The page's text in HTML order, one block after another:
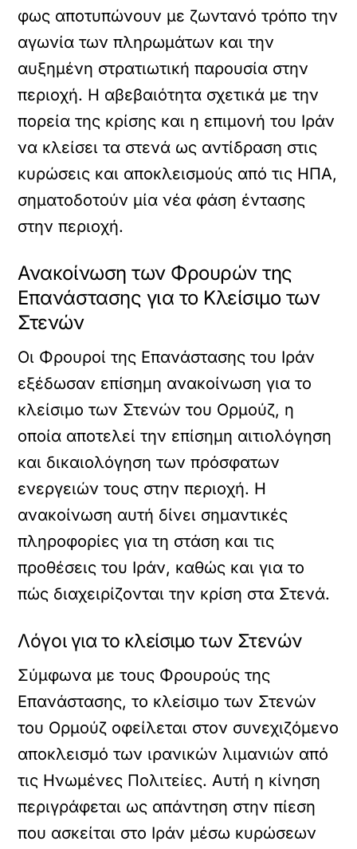
φως αποτυπώνουν με ζωντανό τρόπο την
αγωνία των πληρωμάτων και την
αυξημένη στρατιωτική παρουσία στην
περιοχή. Η αβεβαιότητα σχετικά με την
πορεία της κρίσης και η επιμονή του Ιράν
να κλείσει τα στενά ως αντίδραση στις
κυρώσεις και αποκλεισμούς από τις ΗΠΑ,
σηματοδοτούν μία νέα φάση έντασης
στην περιοχή.
Ανακοίνωση των Φρουρών της
Επανάστασης για το Κλείσιμο των
Στενών
Οι Φρουροί της Επανάστασης του Ιράν
εξέδωσαν επίσημη ανακοίνωση για το
κλείσιμο των Στενών του Ορμούζ, η
οποία αποτελεί την επίσημη αιτιολόγηση
και δικαιολόγηση των πρόσφατων
ενεργειών τους στην περιοχή. Η
ανακοίνωση αυτή δίνει σημαντικές
πληροφορίες για τη στάση και τις
προθέσεις του Ιράν, καθώς και για το
πώς διαχειρίζονται την κρίση στα Στενά.
Λόγοι για το κλείσιμο των Στενών
Σύμφωνα με τους Φρουρούς της
Επανάστασης, το κλείσιμο των Στενών
του Ορμούζ οφείλεται στον συνεχιζόμενο
αποκλεισμό των ιρανικών λιμανιών από
τις Ηνωμένες Πολιτείες. Αυτή η κίνηση
περιγράφεται ως απάντηση στην πίεση
που ασκείται στο Ιράν μέσω κυρώσεων